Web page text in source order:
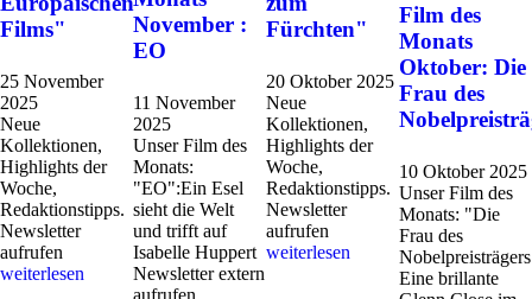
Films"
25 November
2025
Neue
Kollektionen,
Highlights der
Woche,
Redaktionstipps.
Newsletter
aufrufen
weiterlesen
November :
EO
11 November
2025
Unser Film des
Monats:
"EO":Ein Esel
sieht die Welt
und trifft auf
Isabelle Huppert
Newsletter extern
aufrufen
Fürchten"
20 Oktober 2025
Neue
Kollektionen,
Highlights der
Woche,
Redaktionstipps.
Newsletter
aufrufen
weiterlesen
Film des
Monats
Oktober: Die
Frau des
10 Oktober 2025
Unser Film des
Monats: "Die
Frau des
Eine brillante